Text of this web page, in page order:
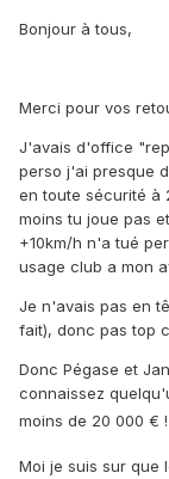
Bonjour à tous,
Merci pour vos
J'avais d'office
perso j'ai presque
en toute sécurité à
moins tu joue pas
+10km/h n'a tué
usage club a mon
Je n'avais pas en
fait), donc pas top
Donc Pégase et
connaissez
moins de 20 000 € !
Moi je suis sur que